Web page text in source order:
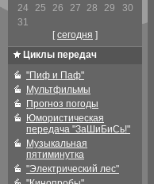
24
25 26 27 28 29
30
31
[cегодня ]
Циклы передач
"Пиф и Паф"
Мультфильмы
Прогноз погоды
Юмористическая
передача "ЗаШиБиСь!"
Музыкальная
пятиминутка
"Электрический лес"